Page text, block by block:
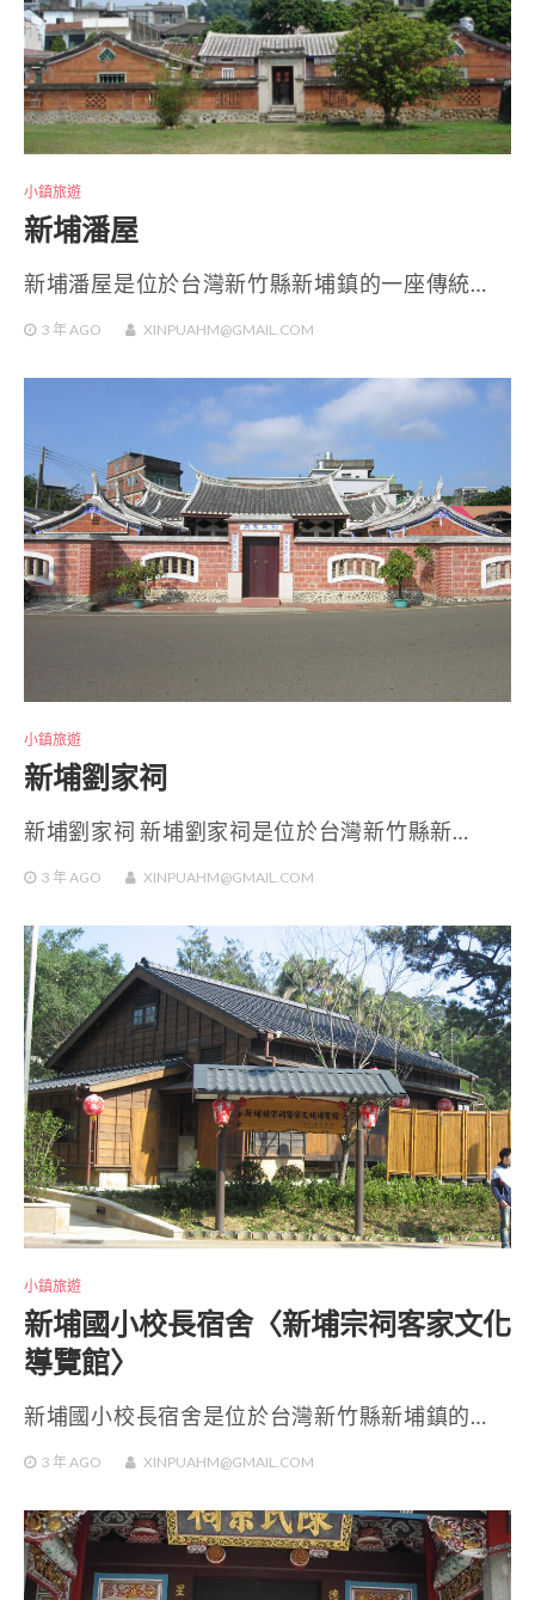
小鎮旅遊
新埔潘屋
新埔潘屋是位於台灣新竹縣新埔鎮的一座傳統…
3 年AGO XINPUAHM@GMAIL.COM
小鎮旅遊
新埔劉家祠
新埔劉家祠 新埔劉家祠是位於台灣新竹縣新…
3 年 AGO XINPUAHM@GMAIL.COM
小鎮旅遊
新埔國小校長宿舍〈新埔宗祠客家文化
導覽館〉
新埔國小校長宿舍是位於台灣新竹縣新埔鎮的…
3 年 AGO XINPUAHM@GMAIL.COM